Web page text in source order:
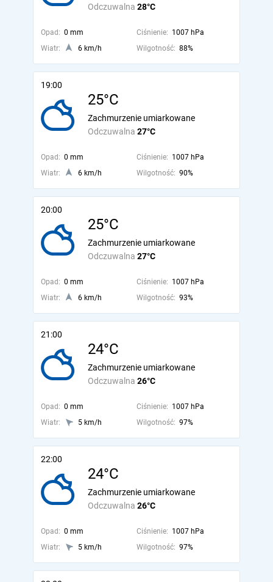
Odczuwalna 28°C
Opad: 0 mm Ciśnienie: 1007 hPa
Wiatr:
6 km/h Wilgotność: 88%
19:00
25°C
Odczuwalna 27°C
Zachmurzenie umiarkowane
Opad: 0 mm Ciśnienie: 1007 hPa
Wiatr:
6 km/h Wilgotność: 90%
20:00
25°C
Odczuwalna 27°C
Zachmurzenie umiarkowane
Opad: 0 mm Ciśnienie: 1007 hPa
Wiatr:
6 km/h Wilgotność: 93%
21:00
24°C
Odczuwalna 26°C
Zachmurzenie umiarkowane
Opad: 0 mm Ciśnienie: 1007 hPa
Wiatr:
5 km/h Wilgotność: 97%
22:00
24°C
Odczuwalna 26°C
Zachmurzenie umiarkowane
Opad: 0 mm Ciśnienie: 1007 hPa
Wiatr:
5 km/h Wilgotność: 97%